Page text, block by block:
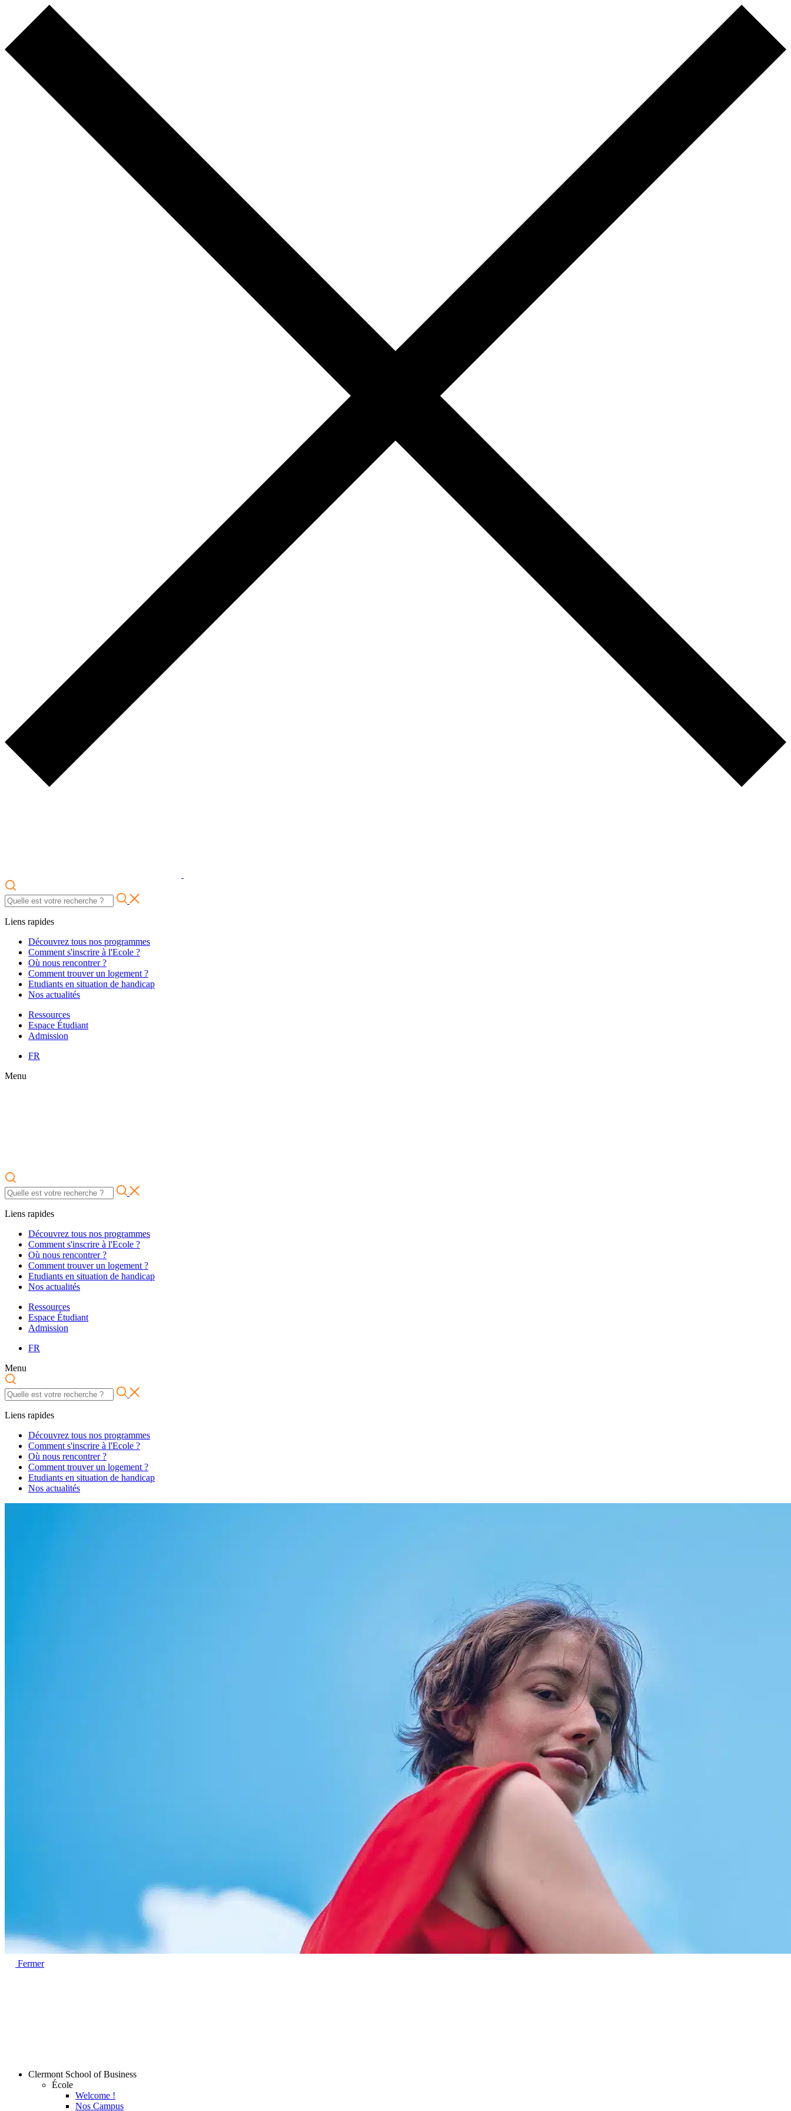
Liens rapides
Découvrez tous nos programmes
Comment s'inscrire à l'Ecole ?
Où nous rencontrer ?
Comment trouver un logement ?
Etudiants en situation de handicap
Nos actualités
Ressources
Espace Étudiant
Admission
FR
Menu
Liens rapides
Découvrez tous nos programmes
Comment s'inscrire à l'Ecole ?
Où nous rencontrer ?
Comment trouver un logement ?
Etudiants en situation de handicap
Nos actualités
Ressources
Espace Étudiant
Admission
FR
Menu
Liens rapides
Découvrez tous nos programmes
Comment s'inscrire à l'Ecole ?
Où nous rencontrer ?
Comment trouver un logement ?
Etudiants en situation de handicap
Nos actualités
Fermer
Clermont School of Business
École
Welcome !
Nos Campus